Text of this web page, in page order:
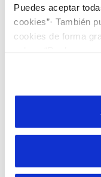
Puedes aceptar
cookies”· También
cookies de forma
son indispensables
por tanto no se
más información